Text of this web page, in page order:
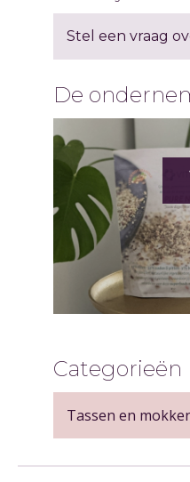
Stel een vraag
De
Categorieën
Tassen en